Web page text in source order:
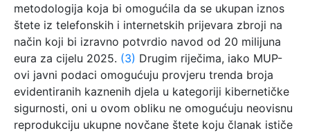
metodologija koja bi omogućila da se ukupan iznos
štete iz telefonskih i internetskih prijevara zbroji na
način koji bi izravno potvrdio navod od 20 milijuna
eura za cijelu 2025. (3) Drugim riječima, iako MUP-
ovi javni podaci omogućuju provjeru trenda broja
evidentiranih kaznenih djela u kategoriji kibernetičke
sigurnosti, oni u ovom obliku ne omogućuju neovisnu
reprodukciju ukupne novčane štete koju članak ističe